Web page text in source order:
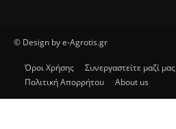
© Design by e-Agrotis.gr
Όροι Χρήσης Συνεργαστείτε μαζί μας
Πολιτική Απορρήτου
About us